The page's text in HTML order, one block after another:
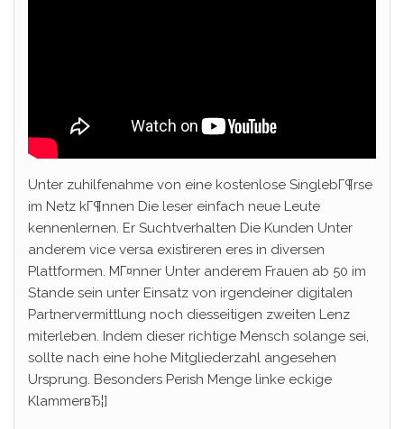
Unter zuhilfenahme von eine kostenlose SinglebГ¶rse
im Netz kГ¶nnen Die leser einfach neue Leute
kennenlernen. Er Suchtverhalten Die Kunden Unter
anderem vice versa existireren eres in diversen
Plattformen. MГ¤nner Unter anderem Frauen ab 50 im
Stande sein unter Einsatz von irgendeiner digitalen
Partnervermittlung noch diesseitigen zweiten Lenz
miterleben. Indem dieser richtige Mensch solange sei,
sollte nach eine hohe Mitgliederzahl angesehen
Ursprung. Besonders Perish Menge linke eckige
KlammerвЂ¦]